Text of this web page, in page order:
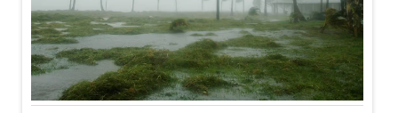
Indeks O
Indeks P
Indeks Q
Indeks R